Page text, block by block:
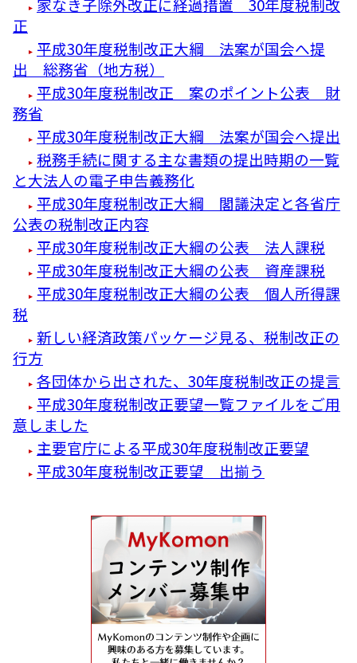
正
平成30年度税制改正大綱 法案が国会へ提
出 総務省（地方税）
平成30年度税制改正 案のポイント公表 財
務省
平成30年度税制改正大綱 法案が国会へ提出
税務手続に関する主な書類の提出時期の一覧
と大法人の電子申告義務化
平成30年度税制改正大綱 閣議決定と各省庁
公表の税制改正内容
平成30年度税制改正大綱の公表 法人課税
平成30年度税制改正大綱の公表 資産課税
平成30年度税制改正大綱の公表 個人所得課
税
新しい経済政策パッケージ見る、税制改正の
行方
各団体から出された、30年度税制改正の提言
平成30年度税制改正要望一覧ファイルをご用
意しました
主要官庁による平成30年度税制改正要望
平成30年度税制改正要望 出揃う